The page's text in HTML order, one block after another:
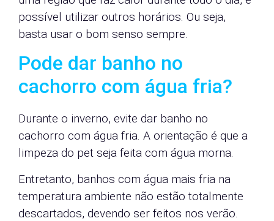
possível utilizar outros horários. Ou seja,
basta usar o bom senso sempre.
Pode dar banho no
cachorro com água fria?
Durante o inverno, evite dar banho no
cachorro com água fria. A orientação é que a
limpeza do pet seja feita com água morna.
Entretanto, banhos com água mais fria na
temperatura ambiente não estão totalmente
descartados, devendo ser feitos nos verão.